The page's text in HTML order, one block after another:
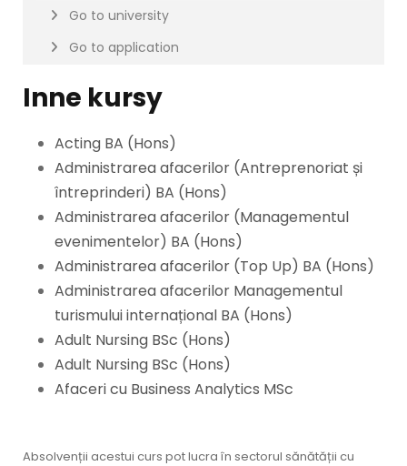
Go to university
Go to application
Inne kursy
Acting BA (Hons)
Administrarea afacerilor (Antreprenoriat și
întreprinderi) BA (Hons)
Administrarea afacerilor (Managementul
evenimentelor) BA (Hons)
Administrarea afacerilor (Top Up) BA (Hons)
Administrarea afacerilor Managementul
turismului internațional BA (Hons)
Adult Nursing BSc (Hons)
Adult Nursing BSc (Hons)
Afaceri cu Business Analytics MSc
Absolvenții acestui curs pot lucra în sectorul sănătății cu